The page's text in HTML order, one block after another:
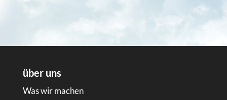
über uns
Was wir machen